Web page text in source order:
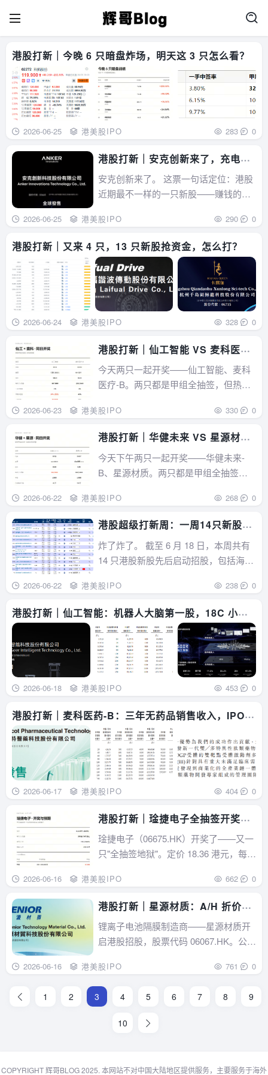
港股打新｜今晚 6 只暗盘炸场，明天这 3 只怎么看？
2026-06-25 港美股IPO 283 0
港股打新｜安克创新来了，充电宝
全球第一股
安克创新来了。 这票一句话定位：港股
近期最不一样的一只新股——赚钱的白
最近那些 18A、18C 的烧钱故事股，根
本不是一个物种。下面拆解。先看发行
要点招股期：6 月 23 – 26 日，7 月 2 日
上市发行价...
2026-06-25 港美股IPO 290 0
港股打新｜又来 4 只，13 只新股抢资金，怎么打？
2026-06-24 港美股IPO 328 0
港股打新｜仙工智能 VS 麦科医
疗，今日暗盘谁更猛？
今天两只一起开奖——仙工智能、麦科
医疗-B。两只都是甲组全抽签，但热度
念，散户抢得更凶麦科医疗：18A 医
疗，热度温和下面分开说。仙工智能：
机器人赛道，散户抢爆机器人 + 工业自
动化——这是 2026 年港股最热的主线
之一。...
2026-06-23 港美股IPO 330 0
港股打新｜华健未来 VS 星源材
质，暗盘谁更香？
今天下午两只一起开奖——华健未来-
B、星源材质。两只都是甲组全抽签，
星源材质：A+H 大盘股，弹性有限下面
分开说。华健未来-B：入场费 8180 的
高价 Biotech18A创新药，甲组全抽签、
乙组45万稳获1手...
2026-06-22 港美股IPO 268 0
港股超级打新周：一周14只新股开
闸，9 只仍可申购
炸了炸了。 截至 6 月 18 日，本周共有
14 只港股新股先后启动招股，包括海清
药-B、仙工智能、领益智造、中科闻
歌、科拓股份、圣邦股份、MERDEKA
GOLD-DRS、芯碁微装、海光...
2026-06-22 港美股IPO 238 0
港股打新｜仙工智能：机器人大脑第一股，18C 小货
量，高领参投，无脑冲？
2026-06-18 港美股IPO 453 0
港股打新｜麦科医药-B：三年无药品销售收入，IPO
估值翻倍谁来接？
2026-06-17 港美股IPO 404 0
港股打新｜琻捷电子全抽签开奖，
暗盘怎么打？
琻捷电子（06675.HK）开奖了——又一
只"全抽签地狱"。定价 18.36 港元，每手
（0/200），乙组全抽签到顶（0/200）
整张表没有任何稳获档——散户和大资
金一起被关在抽签门外跟天...
2026-06-16 港美股IPO 662 0
港股打新｜星源材质：A/H 折价
57.3%，这次主要打安全垫!
锂离子电池隔膜制造商——星源材质开
启港股招股，股票代码 06067.HK。公司
公开发售约 1495.25 万股，占 10%；国
际配售约 1.345 亿股，占 90%。最高发
售价为每股 8.98 港元，每手 50...
2026-06-16 港美股IPO 761 0
1 2 3 4 5 6 7 8 9
10
COPYRIGHT 辉哥BLOG 2025. 本网站不对中国大陆地区提供服务，主要服务于海外